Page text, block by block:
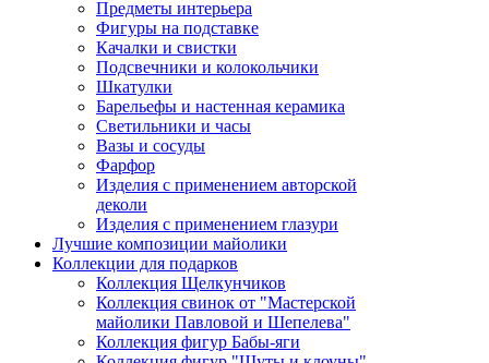
Предметы интерьера
Фигуры на подставке
Качалки и свистки
Подсвечники и колокольчики
Шкатулки
Барельефы и настенная керамика
Светильники и часы
Вазы и сосуды
Фарфор
Изделия с применением авторской
деколи
Изделия с применением глазури
Лучшие композиции майолики
Коллекции для подарков
Коллекция Щелкунчиков
Коллекция свинок от "Мастерской
майолики Павловой и Шепелева"
Коллекция фигур Бабы-яги